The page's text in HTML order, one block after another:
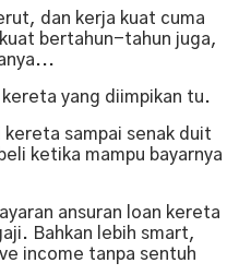
dan kerja kuat cuma
bertahun-tahun juga,
yang diimpikan tu.
kereta sampai senak duit
ketika mampu bayarnya
ansuran loan kereta
Bahkan lebih smart,
income tanpa sentuh